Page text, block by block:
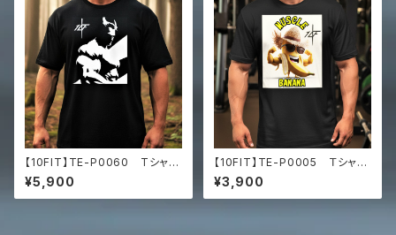
【10FIT】TE-P0060 Tシャ
ツ トレーニング 筋トレ ユ
ニセックス ビッグシルエット Tシ
ャツ マッスルアート
¥5,900
【10FIT】TE-P0005 Ｔシャ
ツ トレーニング オーバーサ
イズ 10FITアートデザイン
Men’s box tee
¥3,900